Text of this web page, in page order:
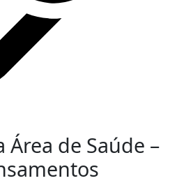
Área de Saúde –